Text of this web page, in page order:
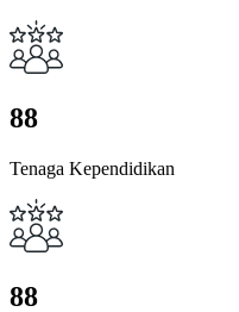
88
Tenaga Kependidikan
88